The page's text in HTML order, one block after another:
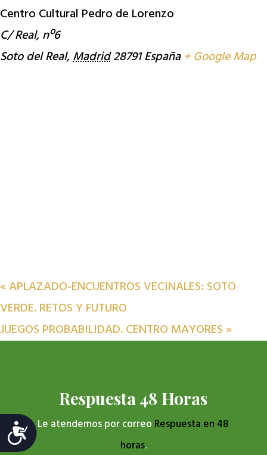
Accesibilidad
Centro Cultural Pedro de Lorenzo
C/ Real, nº6
Soto del Real,Madrid28791España + Google Map
«APLAZADO-ENCUENTROS VECINALES: SOTO
VERDE. RETOS Y FUTURO
JUEGOS PROBABILIDAD. CENTRO MAYORES »
Respuesta 48 Horas
Le atendemos por correo Respuesta en 48
horas.